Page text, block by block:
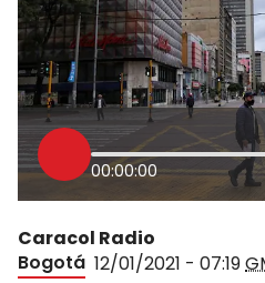
00:00:00
Caracol Radio
Bogotá 12/01/2021 - 07:19